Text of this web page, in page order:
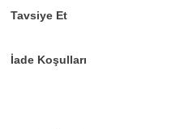
kuvvetli sabitlik ve sıkı tutuş sunar.
Paslanmaz çelikten üretilmiştir.
Tavsiye Et
İade Koşulları